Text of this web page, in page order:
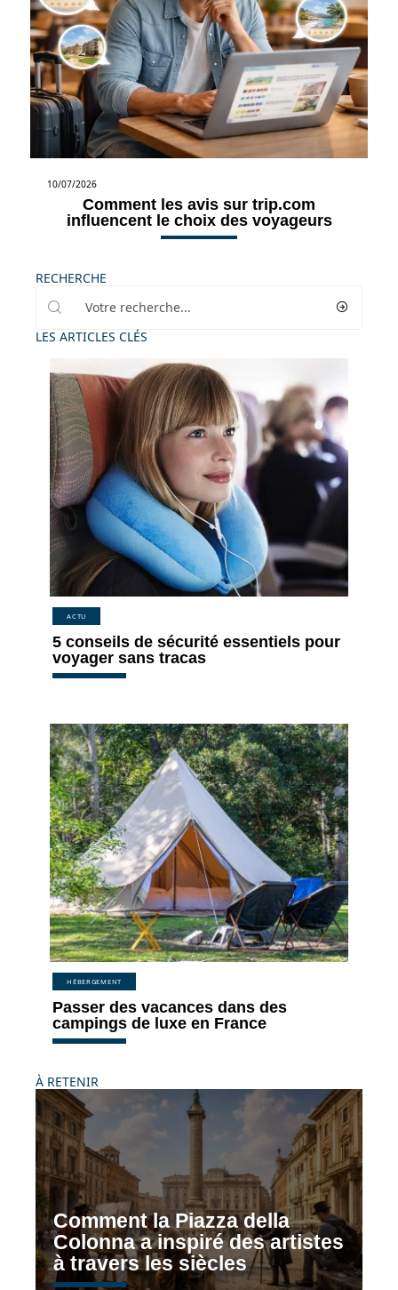
10/07/2026
Comment les avis sur trip.com
influencent le choix des voyageurs
RECHERCHE
LES ARTICLES CLÉS
ACTU
5 conseils de sécurité essentiels pour
voyager sans tracas
HÉBERGEMENT
Passer des vacances dans des
campings de luxe en France
À RETENIR
Comment la Piazza della
Colonna a inspiré des artistes
à travers les siècles